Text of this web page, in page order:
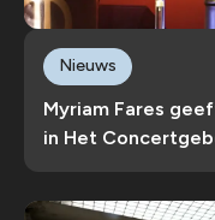
Myriam Fares
in Het
Nieuws